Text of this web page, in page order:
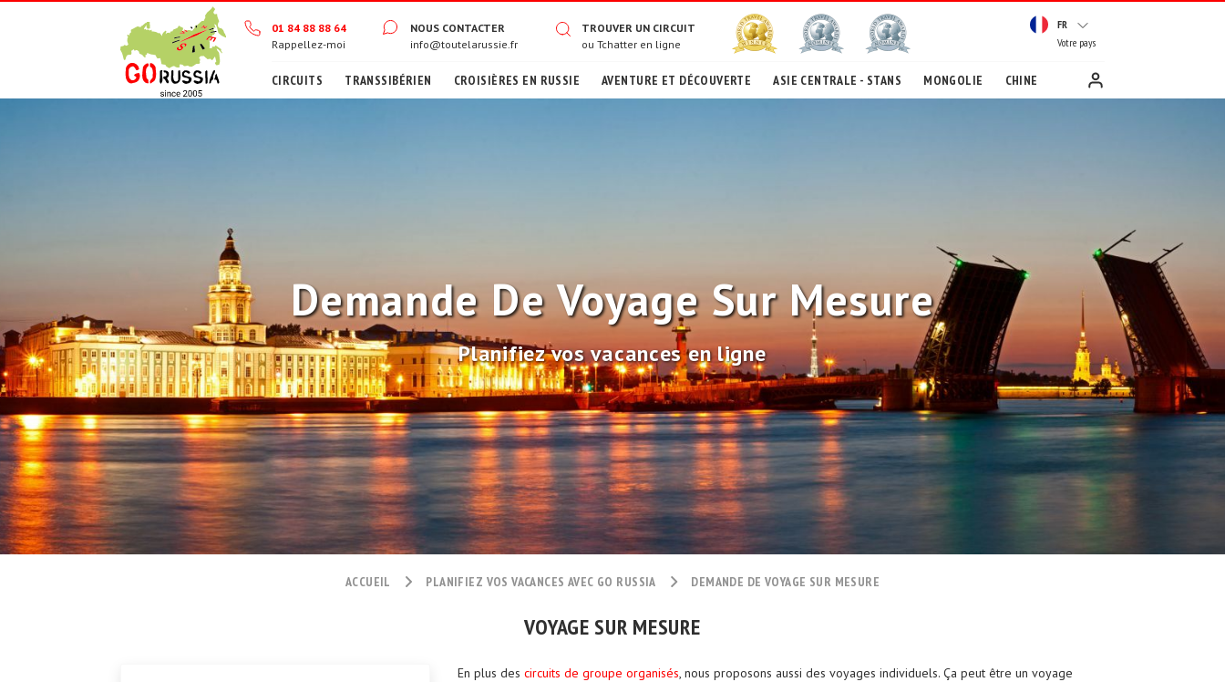
01 84 88 88 64
Rappellez-moi
NOUS CONTACTER
info@toutelarussie.fr
TROUVER UN CIRCUIT
ou Tchatter en ligne
FR
Votre pays
CIRCUITS TRANSSIBÉRIEN CROISIÈRES EN RUSSIE AVENTURE ET DÉCOUVERTE ASIE CENTRALE - STANS MONGOLIE CHINE
Demande De Voyage Sur Mesure
Planifiez vos vacances en ligne
ACCUEIL PLANIFIEZ VOS VACANCES AVEC GO RUSSIA DEMANDE DE VOYAGE SUR MESURE
VOYAGE SUR MESURE
En plus des circuits de groupe organisés, nous proposons aussi des voyages individuels. Ça peut être un voyage